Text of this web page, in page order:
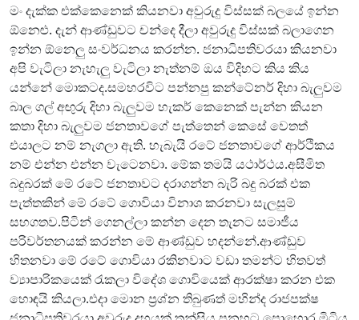
මං දැක්ක එක්කෙනෙක් කියනවා අවුරුදු විස්සක් බලයේ ඉන්න
ඕනෙළු. දැන් ආණ්ඩුවට චන්දෙ දීලා අවුරුදු විස්සක් බලාගෙන
ඉන්න ඕනෙලු සංවර්ධනය කරන්න. ජනාධිපතිවරයා කියනවා
අපි වැටිලා නැහැලු වැටිලා නැත්නම් ඔය විදිහට කිය කිය
යන්නේ මොකටද.සමහරවිට පන්නපු කන්ටේනර් දිහා බැලුවම
බාල ගල් අඟුරු දිහා බැලුවම හැකර් කෙනෙක් පැන්න කියන
කතා දිහා බැලුවම ජනතාවගේ පැත්තෙන් කෙසේ වෙතත්
එයාලට නම් නැගලා ඇති. හැබැයි රටේ ජනතාවගේ ආර්ථිකය
නම් එන්න එන්න වැටෙනවා. මේක තමයි යථාර්ථය.අසීමිත
බදුබරක් මේ රටේ ජනතාවට දරාගන්න බැරි බදු බරක් එක
පැත්තකින් මේ රටේ ගොවියා විනාශ කරනවා සැලසුම්
සහගතව.පිටින් ගෙනල්ලා කන්න දෙන තැනට සමාජීය
පරිවර්තනයක් කරන්න මේ ආණ්ඩුව හදන්නේ.ආණ්ඩුව
හිතනවා මේ රටේ ගොවියා රකිනවාට වඩා තමන්ට හිතවත්
ව්‍යාපාරිකයෙක් රැකලා විදේශ ගොවියෙක් ආරක්ෂා කරන එක
හොඳයි කියලා.එදා මොන ප්‍රශ්න තිබුණත් මහින්ද රාජපක්ෂ